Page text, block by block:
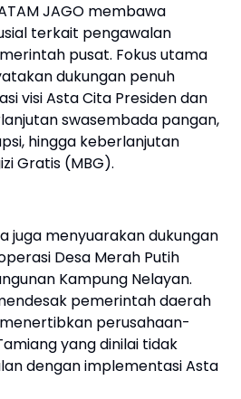
JAGO membawa
terkait pengawalan
pusat. Fokus utama
dukungan penuh
visi Asta Cita Presiden dan
swasembada pangan,
hingga keberlanjutan
Gratis (MBG).
juga menyuarakan dukungan
Desa Merah Putih
Kampung Nelayan.
pemerintah daerah
perusahaan-
yang dinilai tidak
dengan implementasi Asta